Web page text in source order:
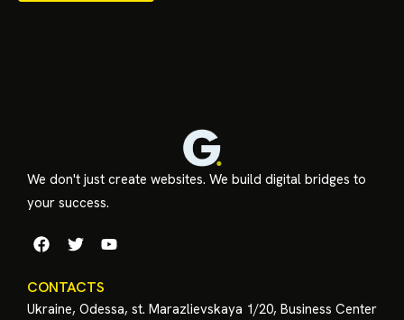
We don't just create websites. We build digital bridges to
your success.
CONTACTS
Ukraine, Odessa, st. Marazlievskaya 1/20, Business Center